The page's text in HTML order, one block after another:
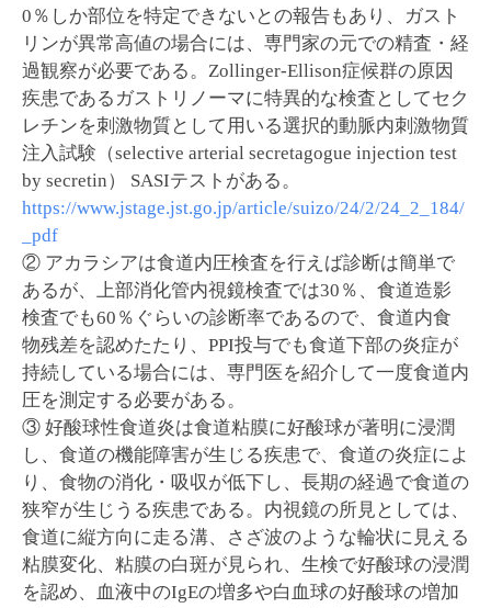
0％しか部位を特定できないとの報告もあり、ガスト
リンが異常高値の場合には、専門家の元での精査・経
過観察が必要である。Zollinger-Ellison症候群の原因
疾患であるガストリノーマに特異的な検査としてセク
レチンを刺激物質として用いる選択的動脈内刺激物質
注入試験（selective arterial secretagogue injection test
by secretin） SASIテストがある。
https://www.jstage.jst.go.jp/article/suizo/24/2/24_2_184/
_pdf
② アカラシアは食道内圧検査を行えば診断は簡単で
あるが、上部消化管内視鏡検査では30％、食道造影
検査でも60％ぐらいの診断率であるので、食道内食
物残差を認めたたり、PPI投与でも食道下部の炎症が
持続している場合には、専門医を紹介して一度食道内
圧を測定する必要がある。
③ 好酸球性食道炎は食道粘膜に好酸球が著明に浸潤
し、食道の機能障害が生じる疾患で、食道の炎症によ
り、食物の消化・吸収が低下し、長期の経過で食道の
狭窄が生じうる疾患である。内視鏡の所見としては、
食道に縦方向に走る溝、さざ波のような輪状に見える
粘膜変化、粘膜の白斑が見られ、生検で好酸球の浸潤
を認め、血液中のIgEの増多や白血球の好酸球の増加